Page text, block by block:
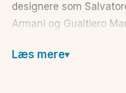
designere som
Armani og Gualtiero
kunne opleve som
Læs mere